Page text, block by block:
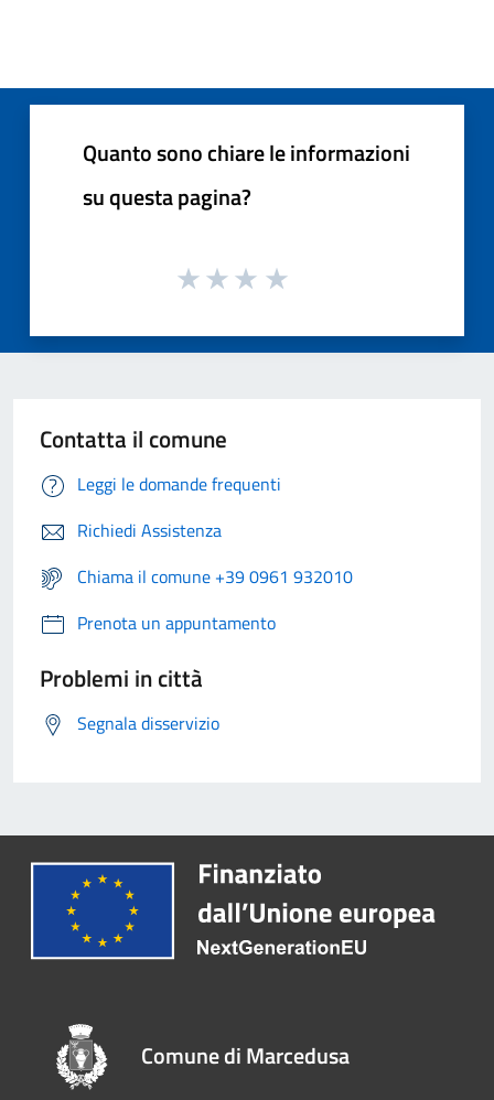
Quanto sono chiare le informazioni
su questa pagina?
Contatta il comune
Leggi le domande frequenti
Richiedi Assistenza
Chiama il comune +39 0961 932010
Prenota un appuntamento
Problemi in città
Segnala disservizio
Comune di Marcedusa